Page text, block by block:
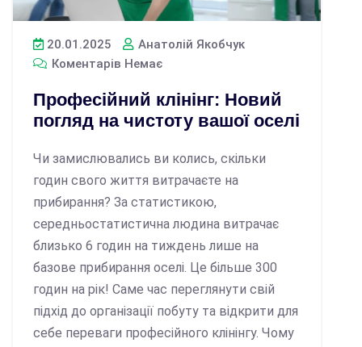
20.01.2025
Анатолій Якобчук
Коментарів Немає
Професійний клінінг: Новий
погляд на чистоту вашої оселі
Чи замислювались ви колись, скільки
годин свого життя витрачаєте на
прибирання? За статистикою,
середньостатистична людина витрачає
близько 6 годин на тиждень лише на
базове прибирання оселі. Це більше 300
годин на рік! Саме час переглянути свій
підхід до організації побуту та відкрити для
себе переваги професійного клінінгу. Чому